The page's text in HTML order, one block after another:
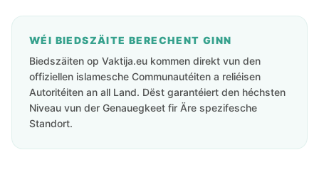
WÉI BIEDSZÄITE BERECHENT GINN
Biedszäiten op Vaktija.eu kommen direkt vun den
offiziellen islamesche Communautéiten a reliéisen
Autoritéiten an all Land. Dëst garantéiert den héchsten
Niveau vun der Genauegkeet fir Äre spezifesche
Standort.